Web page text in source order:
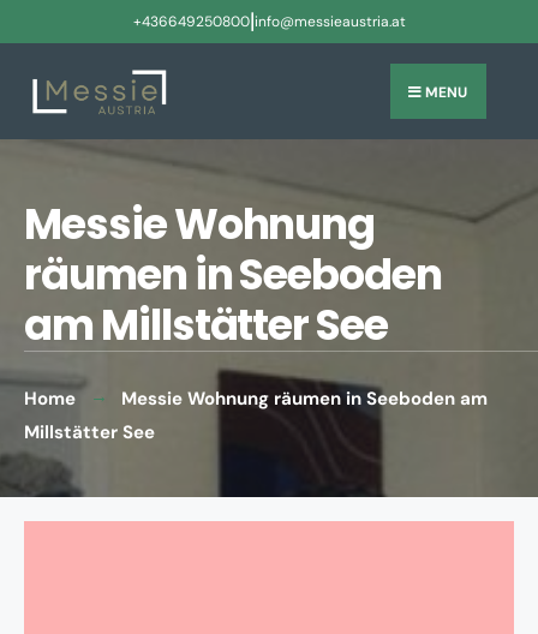
+436649250800|info@messieaustria.at
MENU
Messie Wohnung
räumen in Seeboden
am Millstätter See
Home
Messie Wohnung räumen in Seeboden am
Millstätter See